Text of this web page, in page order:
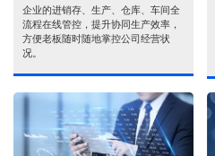
企业的进销存、生产、仓库、车间全
流程在线管控，提升协同生产效率，
方便老板随时随地掌控公司经营状
况。